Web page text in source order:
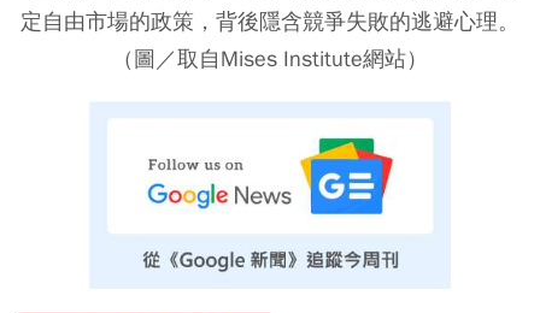
定自由市場的政策，背後隱含競爭失敗的逃避心理。
（圖／取自Mises Institute網站）